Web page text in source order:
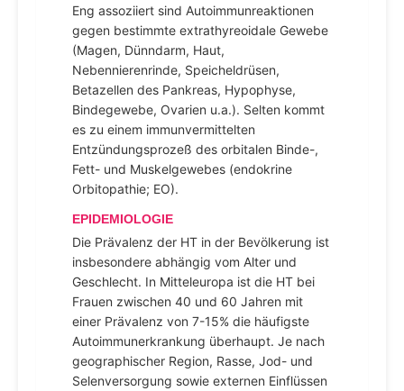
Eng assoziiert sind Autoimmunreaktionen
gegen bestimmte extrathyreoidale Gewebe
(Magen, Dünndarm, Haut,
Nebennierenrinde, Speicheldrüsen,
Betazellen des Pankreas, Hypophyse,
Bindegewebe, Ovarien u.a.). Selten kommt
es zu einem immunvermittelten
Entzündungsprozeß des orbitalen Binde-,
Fett- und Muskelgewebes (endokrine
Orbitopathie; EO).
EPIDEMIOLOGIE
Die Prävalenz der HT in der Bevölkerung ist
insbesondere abhängig vom Alter und
Geschlecht. In Mitteleuropa ist die HT bei
Frauen zwischen 40 und 60 Jahren mit
einer Prävalenz von 7-15% die häufigste
Autoimmunerkrankung überhaupt. Je nach
geographischer Region, Rasse, Jod- und
Selenversorgung sowie externen Einflüssen